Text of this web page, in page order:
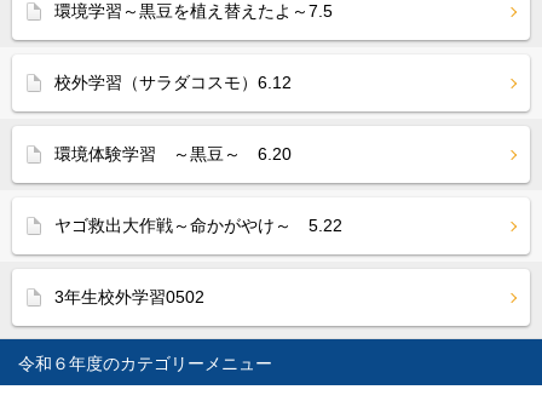
令和６年度
環境学習～黒豆を植え替えたよ～7.5
校外学習（サラダコスモ）6.12
環境体験学習 ～黒豆～ 6.20
ヤゴ救出大作戦～命かがやけ～ 5.22
3年生校外学習0502